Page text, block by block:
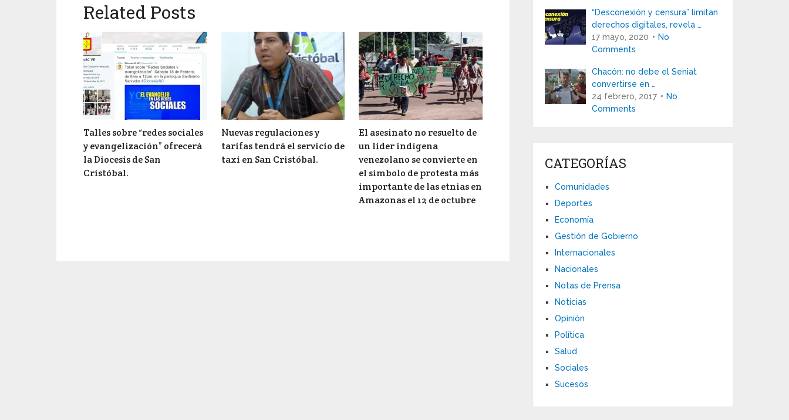
Related Posts
Talles sobre “redes sociales
y evangelización” ofrecerá
la Diocesis de San
Cristóbal.
Nuevas regulaciones y
tarifas tendrá el servicio de
taxi en San Cristóbal.
El asesinato no resuelto de
un líder indígena
venezolano se convierte en
el símbolo de protesta más
importante de las etnias en
Amazonas el 12 de octubre
“Desconexión y censura” limitan
derechos digitales, revela …
17 mayo, 2020
No
Comments
Chacón: no debe el Seniat
convertirse en …
24 febrero, 2017
No
Comments
CATEGORÍAS
Comunidades
Deportes
Economía
Gestión de Gobierno
Internacionales
Nacionales
Notas de Prensa
Noticias
Opinión
Política
Salud
Sociales
Sucesos